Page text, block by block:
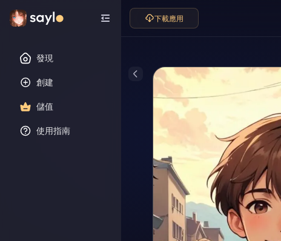
發現
創建
儲值
使用指南
下載應用